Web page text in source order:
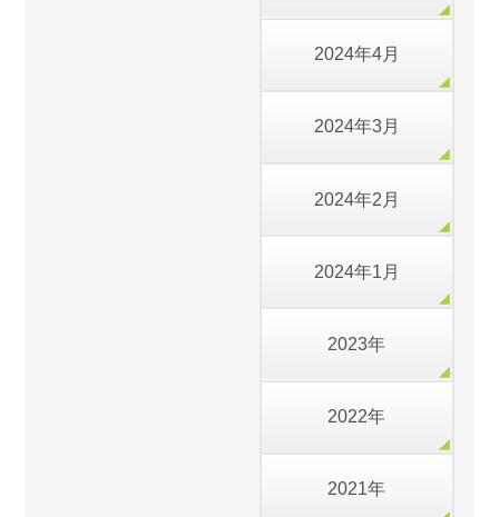
2024年4月
2024年3月
2024年2月
2024年1月
2023年
2022年
2021年